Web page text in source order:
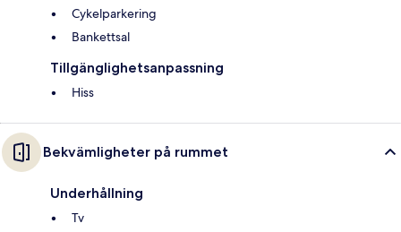
Cykelparkering
Bankettsal
Tillgänglighetsanpassning
Hiss
Bekvämligheter på rummet
Underhållning
Tv